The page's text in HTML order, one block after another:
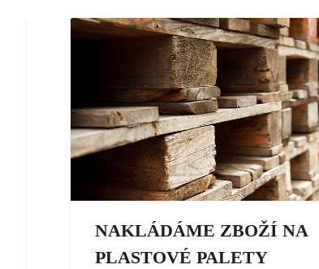
NAKLÁDÁME ZBOŽÍ NA
PLASTOVÉ PALETY